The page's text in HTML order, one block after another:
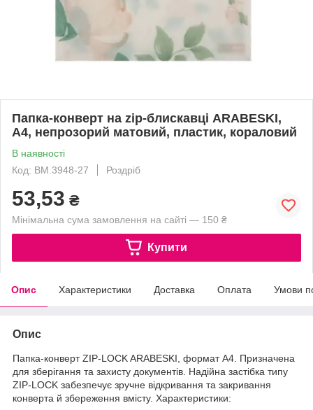
Папка-конверт на zip-блискавці ARABESKI,
А4, непрозорий матовий, пластик, кораловий
В наявності
Код: BM.3948-27
Роздріб
53,53 ₴
Мінімальна сума замовлення на сайті — 150 ₴
Купити
Опис Характеристики Доставка Оплата Умови
Опис
Папка-конверт ZIP-LOCK ARABESKI, формат А4. Призначена
для зберігання та захисту документів. Надійна застібка типу
ZIP-LOCK забезпечує зручне відкривання та закривання
конверта й збереження вмісту. Характеристики: